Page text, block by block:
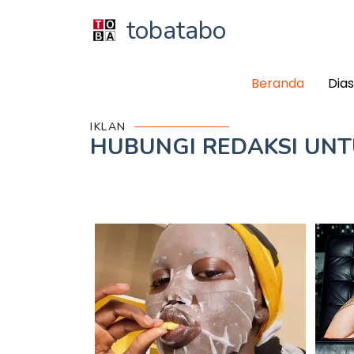
tobatabo
Beranda
IKLAN
HUBUNGI REDAKSI